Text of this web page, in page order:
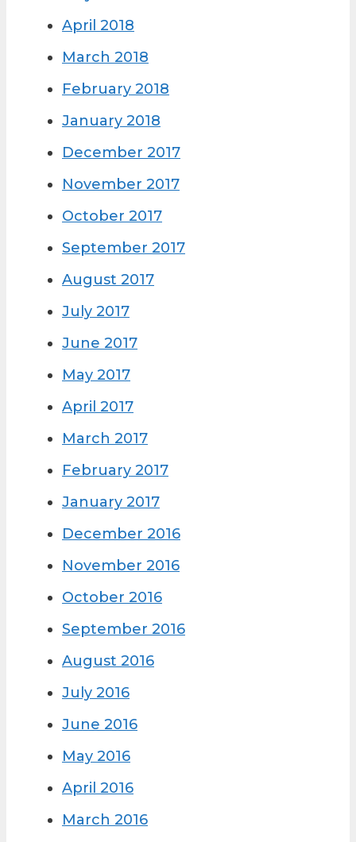
April 2018
March 2018
February 2018
January 2018
December 2017
November 2017
October 2017
September 2017
August 2017
July 2017
June 2017
May 2017
April 2017
March 2017
February 2017
January 2017
December 2016
November 2016
October 2016
September 2016
August 2016
July 2016
June 2016
May 2016
April 2016
March 2016